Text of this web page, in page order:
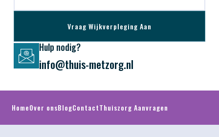
Vraag Wijkverpleging Aan
Hulp nodig?
info@thuis-metzorg.nl
HomeOver onsBlogContactThuiszorg Aanvragen